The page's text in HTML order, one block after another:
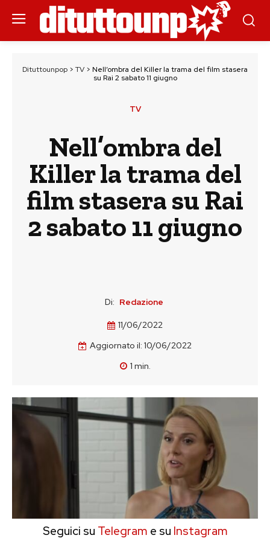
Dituttounpop > TV > Nell’ombra del Killer la trama del film stasera
su Rai 2 sabato 11 giugno
TV
Nell’ombra del
Killer la trama del
film stasera su Rai
2 sabato 11 giugno
Di: Redazione
11/06/2022
Aggiornato il: 10/06/2022
1 min.
Seguici su Telegram e su Instagram